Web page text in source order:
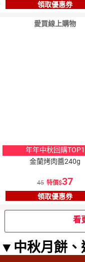
領取優惠券
愛買線上購物
年年中秋回購TOP1
金蘭烤肉醬240g
45 特價 37
領取優惠券
看
▼中秋月餅、